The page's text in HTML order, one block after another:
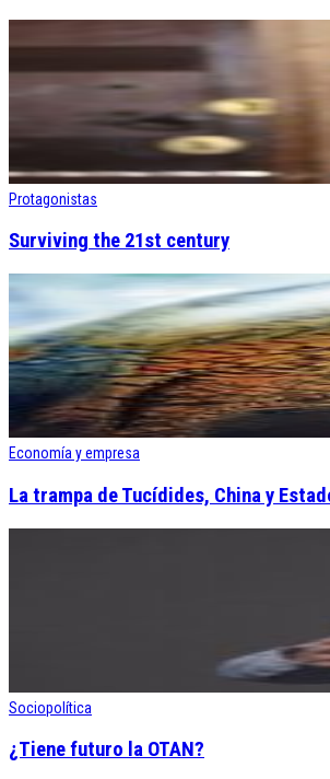
Protagonistas
Surviving the 21st century
Economía y empresa
La trampa de Tucídides, China y
Sociopolítica
¿Tiene futuro la OTAN?